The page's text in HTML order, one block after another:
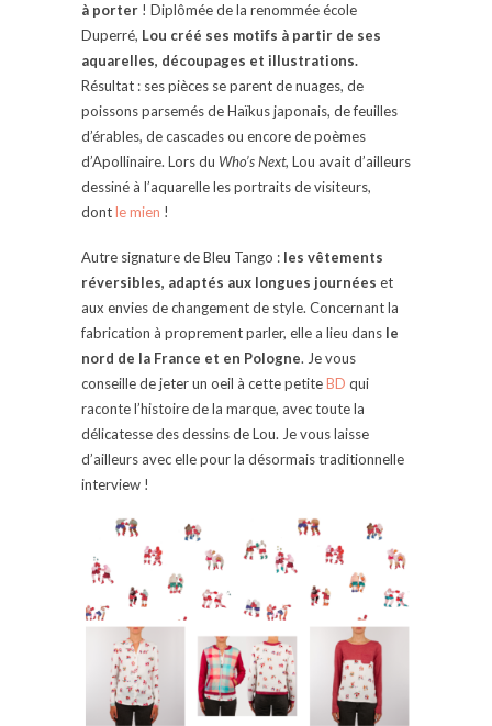
à porter ! Diplômée de la renommée école
Duperré, Lou créé ses motifs à partir de ses
aquarelles, découpages et illustrations.
Résultat : ses pièces se parent de nuages, de
poissons parsemés de Haïkus japonais, de feuilles
d’érables, de cascades ou encore de poèmes
d’Apollinaire. Lors du Who’s Next, Lou avait d’ailleurs
dessiné à l’aquarelle les portraits de visiteurs,
dontle mien !
Autre signature de Bleu Tango : les vêtements
réversibles, adaptés aux longues journées et
aux envies de changement de style. Concernant la
fabrication à proprement parler, elle a lieu dans le
nord de la France et en Pologne. Je vous
conseille de jeter un oeil à cette petiteBD qui
raconte l’histoire de la marque, avec toute la
délicatesse des dessins de Lou. Je vous laisse
d’ailleurs avec elle pour la désormais traditionnelle
interview !